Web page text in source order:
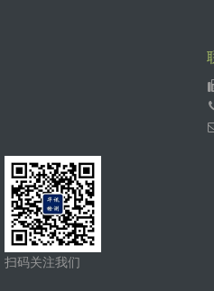
扫码关注我们